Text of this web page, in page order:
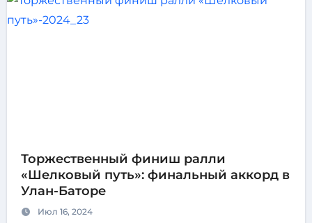
Торжественный финиш ралли
«Шелковый путь»: финальный аккорд в
Улан-Баторе
Июл 16, 2024